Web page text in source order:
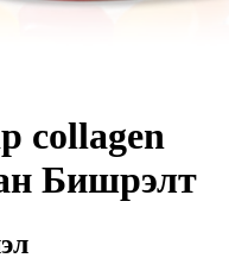
collagen
Бишрэлт